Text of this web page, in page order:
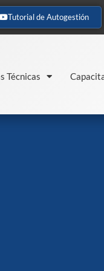
Tutorial de Autogestión
Técnicas